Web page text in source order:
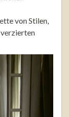
von Stilen,